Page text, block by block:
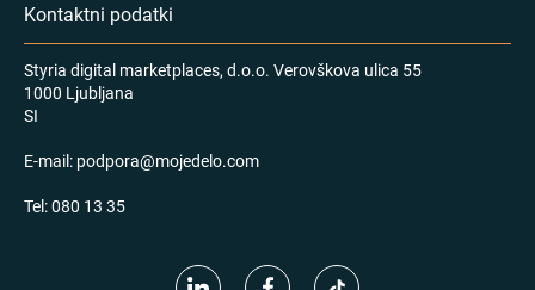
Kontaktni podatki
Styria digital marketplaces, d.o.o. Verovškova ulica 55
1000 Ljubljana
SI
E-mail: podpora@mojedelo.com
Tel:080 13 35